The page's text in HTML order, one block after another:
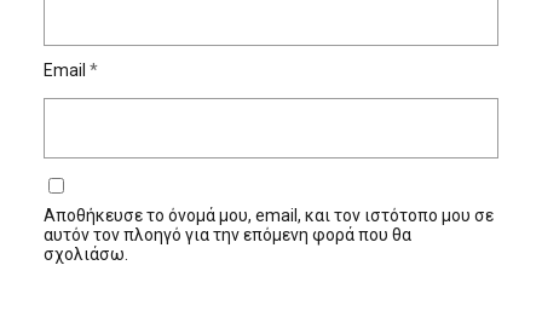
Email *
Αποθήκευσε το όνομά μου, email, και τον ιστότοπο μου σε
αυτόν τον πλοηγό για την επόμενη φορά που θα
σχολιάσω.